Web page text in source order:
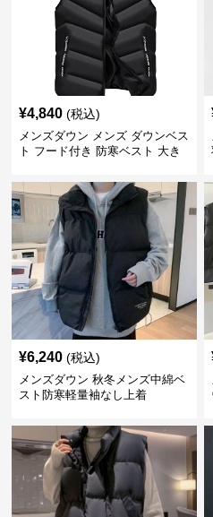
¥4,840 (税込)
メンズダウン メンズ ダウンベス
ト フード付き 防寒ベスト 大き
¥6,240 (税込)
メンズダウン 秋冬メンズ中綿ベ
スト防寒軽量袖なし上着